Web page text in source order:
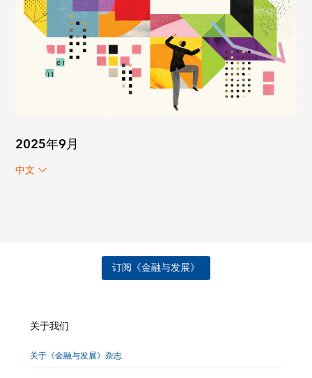
2025年9月
中文
订阅《金融与发展》
关于我们
关于《金融与发展》杂志